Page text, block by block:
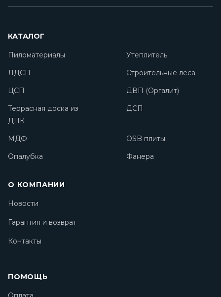
КАТАЛОГ
Пиломатериалы
Утеплитель
ЛДСП
Строительные леса
ЦСП
ДВП (Оргалит)
Террасная доска из
ДПК
ДСП
МДФ
OSB плиты
Опалубка
Фанера
О КОМПАНИИ
Новости
Гарантия и возврат
Контакты
ПОМОЩЬ